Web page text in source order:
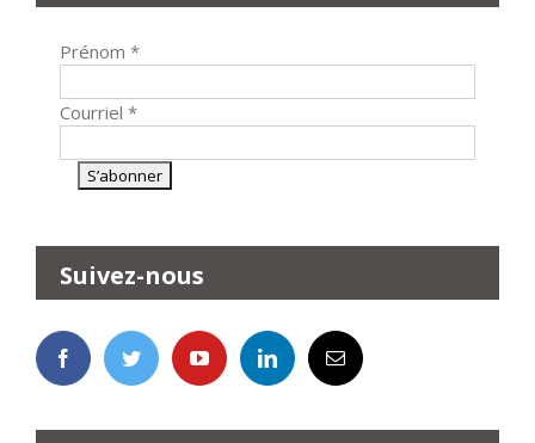
Prénom *
Courriel *
Suivez-nous